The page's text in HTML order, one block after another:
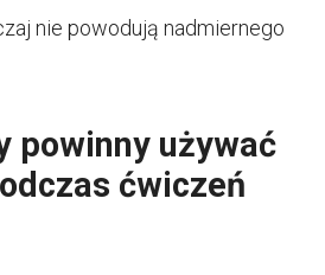
nie powodują nadmiernego
powinny używać
ćwiczeń